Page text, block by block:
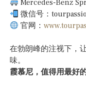
Mercedes-Benz
微信号：
官网：
在勃朗峰的注视下，
味。
霞慕尼，值得用最好